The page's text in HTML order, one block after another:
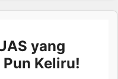
yang
Keliru!